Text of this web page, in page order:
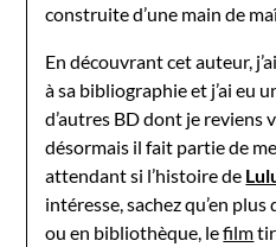
construite d’une main de
En découvrant cet auteur,
à sa bibliographie et j’ai eu
d’autres BD dont je reviens
désormais il fait partie de
attendant si l’histoire de
intéresse, sachez qu’en
ou en bibliothèque, lefilm